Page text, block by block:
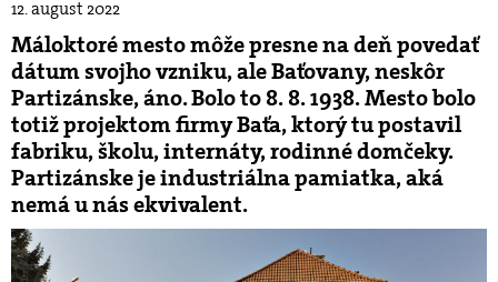
12. august 2022
Máloktoré mesto môže presne na deň povedať
dátum svojho vzniku, ale Baťovany, neskôr
Partizánske, áno. Bolo to 8. 8. 1938. Mesto bolo
totiž projektom firmy Baťa, ktorý tu postavil
fabriku, školu, internáty, rodinné domčeky.
Partizánske je industriálna pamiatka, aká
nemá u nás ekvivalent.